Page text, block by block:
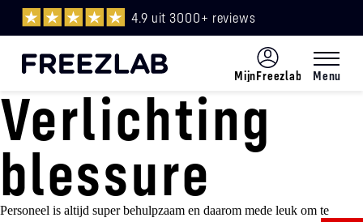
4.9 uit 3000+ reviews
MijnFreezlab
Menu
NL
Verlichting
blessure
Personeel is altijd super behulpzaam en daarom mede leuk om te